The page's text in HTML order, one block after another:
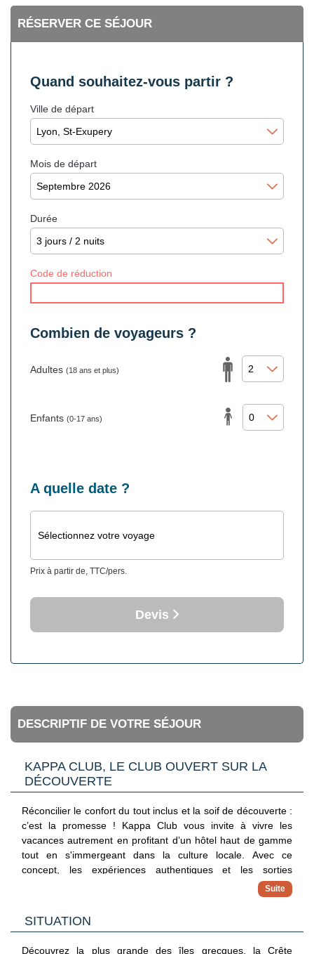
RÉSERVER CE SÉJOUR
Quand souhaitez-vous partir ?
Ville de départ
Mois de départ
Durée
Code de réduction
Combien de voyageurs ?
Adultes (18 ans et plus)
Enfants (0-17 ans)
A quelle date ?
Sélectionnez votre voyage
Prix à partir de, TTC/pers.
Devis
DESCRIPTIF DE VOTRE SÉJOUR
KAPPA CLUB, LE CLUB OUVERT SUR LA
DÉCOUVERTE
Réconcilier le confort du tout inclus et la soif de découverte :
c’est la promesse ! Kappa Club vous invite à vivre les
vacances autrement en profitant d’un hôtel haut de gamme
tout en s'immergeant dans la culture locale. Avec ce
concept, les expériences authentiques et les sorties
exclusives sont déjà incluses pour explorer sereinement la
Séjournez dans des adresses haut de gamme sélectionnées
pour leur charme, leur confort et leur emplacement privilégié
SITUATION
Découvrez la plus grande des îles grecques, la Crête